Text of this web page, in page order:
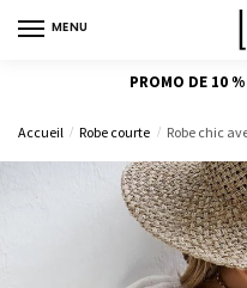
MENU
PROMO DE 10
Accueil / Robe courte / Robe chic